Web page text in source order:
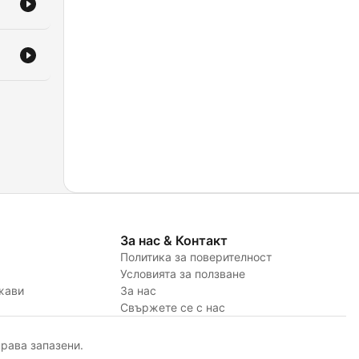
За нас & Контакт
Политика за поверителност
Условията за ползване
За нас
Свържете се с нас
запазени.